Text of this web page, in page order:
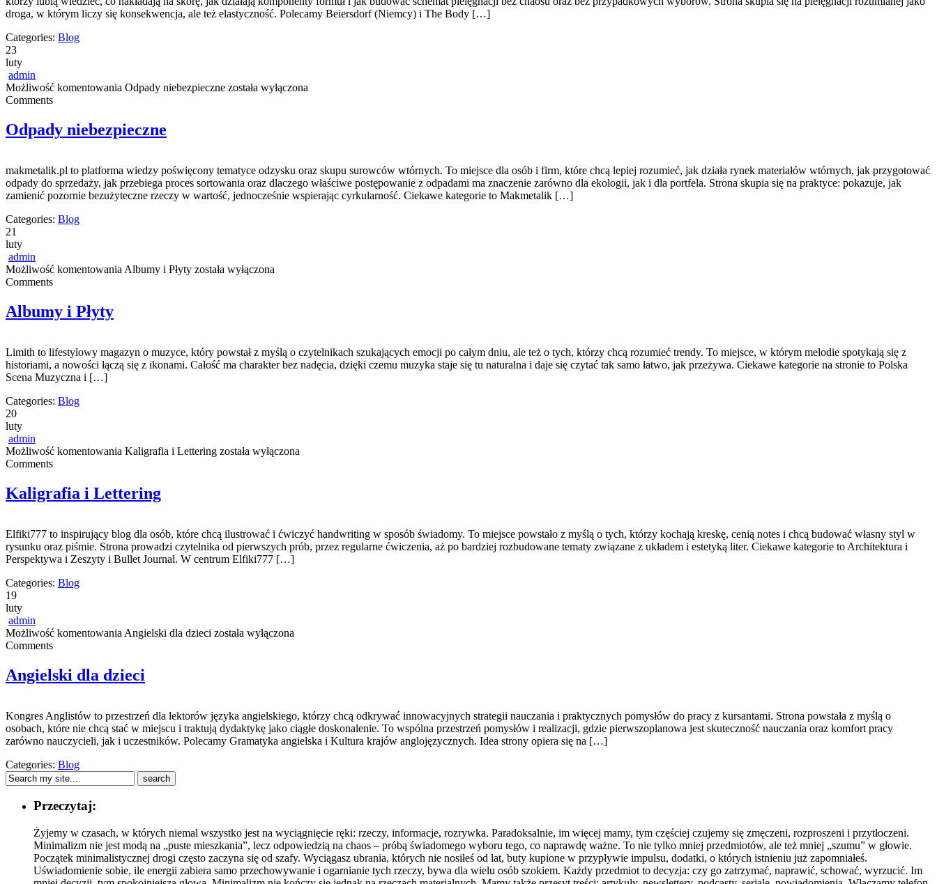
droga, w którym liczy się konsekwencja, ale też elastyczność. Polecamy Beiersdorf (Niemcy) i The Body […]
Categories: Blog
23
luty
admin
Możliwość komentowania Odpady niebezpieczne została wyłączona
Comments
Odpady niebezpieczne
makmetalik.pl to platforma wiedzy poświęcony tematyce odzysku oraz skupu surowców wtórnych. To miejsce dla osób i firm, które chcą lepiej rozumieć, jak działa rynek materiałów wtórnych, jak przygotować
odpady do sprzedaży, jak przebiega proces sortowania oraz dlaczego właściwe postępowanie z odpadami ma znaczenie zarówno dla ekologii, jak i dla portfela. Strona skupia się na praktyce: pokazuje, jak
zamienić pozornie bezużyteczne rzeczy w wartość, jednocześnie wspierając cyrkularność. Ciekawe kategorie to Makmetalik […]
Categories: Blog
21
luty
admin
Możliwość komentowania Albumy i Płyty została wyłączona
Comments
Albumy i Płyty
Limith to lifestylowy magazyn o muzyce, który powstał z myślą o czytelnikach szukających emocji po całym dniu, ale też o tych, którzy chcą rozumieć trendy. To miejsce, w którym melodie spotykają się z
historiami, a nowości łączą się z ikonami. Całość ma charakter bez nadęcia, dzięki czemu muzyka staje się tu naturalna i daje się czytać tak samo łatwo, jak przeżywa. Ciekawe kategorie na stronie to Polska
Scena Muzyczna i […]
Categories: Blog
20
luty
admin
Możliwość komentowania Kaligrafia i Lettering została wyłączona
Comments
Kaligrafia i Lettering
Elfiki777 to inspirujący blog dla osób, które chcą ilustrować i ćwiczyć handwriting w sposób świadomy. To miejsce powstało z myślą o tych, którzy kochają kreskę, cenią notes i chcą budować własny styl w
rysunku oraz piśmie. Strona prowadzi czytelnika od pierwszych prób, przez regularne ćwiczenia, aż po bardziej rozbudowane tematy związane z układem i estetyką liter. Ciekawe kategorie to Architektura i
Perspektywa i Zeszyty i Bullet Journal. W centrum Elfiki777 […]
Categories: Blog
19
luty
admin
Możliwość komentowania Angielski dla dzieci została wyłączona
Comments
Angielski dla dzieci
Kongres Anglistów to przestrzeń dla lektorów języka angielskiego, którzy chcą odkrywać innowacyjnych strategii nauczania i praktycznych pomysłów do pracy z kursantami. Strona powstała z myślą o
osobach, które nie chcą stać w miejscu i traktują dydaktykę jako ciągłe doskonalenie. To wspólna przestrzeń pomysłów i realizacji, gdzie pierwszoplanowa jest skuteczność nauczania oraz komfort pracy
zarówno nauczycieli, jak i uczestników. Polecamy Gramatyka angielska i Kultura krajów anglojęzycznych. Idea strony opiera się na […]
Categories: Blog
Przeczytaj:
Żyjemy w czasach, w których niemal wszystko jest na wyciągnięcie ręki: rzeczy, informacje, rozrywka. Paradoksalnie, im więcej mamy, tym częściej czujemy się zmęczeni, rozproszeni i przytłoczeni.
Minimalizm nie jest modą na „puste mieszkania”, lecz odpowiedzią na chaos – próbą świadomego wyboru tego, co naprawdę ważne. To nie tylko mniej przedmiotów, ale też mniej „szumu” w głowie.
Początek minimalistycznej drogi często zaczyna się od szafy. Wyciągasz ubrania, których nie nosiłeś od lat, buty kupione w przypływie impulsu, dodatki, o których istnieniu już zapomniałeś.
Uświadomienie sobie, ile energii zabiera samo przechowywanie i ogarnianie tych rzeczy, bywa dla wielu osób szokiem. Każdy przedmiot to decyzja: czy go zatrzymać, naprawić, schować, wyrzucić. Im